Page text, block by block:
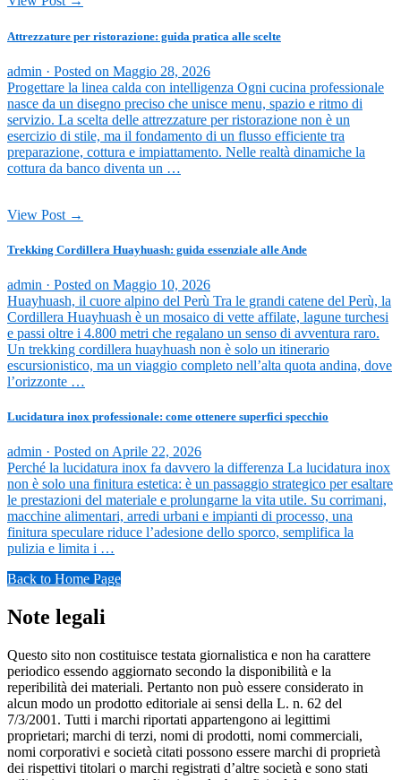
Attrezzature per ristorazione: guida pratica alle scelte
admin · Posted on Maggio 28, 2026
Progettare la linea calda con intelligenza Ogni cucina professionale
nasce da un disegno preciso che unisce menu, spazio e ritmo di
servizio. La scelta delle attrezzature per ristorazione non è un
esercizio di stile, ma il fondamento di un flusso efficiente tra
preparazione, cottura e impiattamento. Nelle realtà dinamiche la
cottura da banco diventa un …
View Post →
Trekking Cordillera Huayhuash: guida essenziale alle Ande
admin · Posted on Maggio 10, 2026
Huayhuash, il cuore alpino del Perù Tra le grandi catene del Perù, la
Cordillera Huayhuash è un mosaico di vette affilate, lagune turchesi
e passi oltre i 4.800 metri che regalano un senso di avventura raro.
Un trekking cordillera huayhuash non è solo un itinerario
escursionistico, ma un viaggio completo nell’alta quota andina, dove
l’orizzonte …
Lucidatura inox professionale: come ottenere superfici specchio
admin · Posted onAprile 22, 2026
Perché la lucidatura inox fa davvero la differenza La lucidatura inox
non è solo una finitura estetica: è un passaggio strategico per esaltare
le prestazioni del materiale e prolungarne la vita utile. Su corrimani,
macchine alimentari, arredi urbani e impianti di processo, una
finitura speculare riduce l’adesione dello sporco, semplifica la
pulizia e limita i …
Back to Home Page
Note legali
Questo sito non costituisce testata giornalistica e non ha carattere
periodico essendo aggiornato secondo la disponibilità e la
reperibilità dei materiali. Pertanto non può essere considerato in
alcun modo un prodotto editoriale ai sensi della L. n. 62 del
7/3/2001. Tutti i marchi riportati appartengono ai legittimi
proprietari; marchi di terzi, nomi di prodotti, nomi commerciali,
nomi corporativi e società citati possono essere marchi di proprietà
dei rispettivi titolari o marchi registrati d’altre società e sono stati